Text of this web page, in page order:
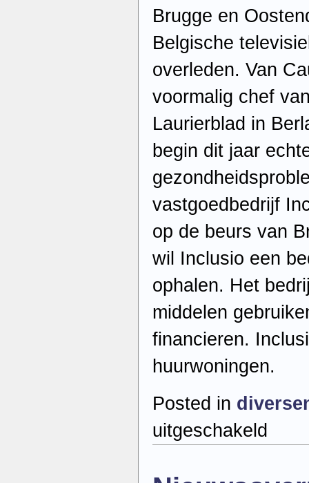
Brugge en
Belgische
overleden. Van
voormalig chef
Laurierblad in
begin dit jaar
vastgoedbedrijf
op de beurs van
wil Inclusio een
ophalen. Het
middelen
financieren.
huurwoningen.
Posted in
uitgeschakeld
–